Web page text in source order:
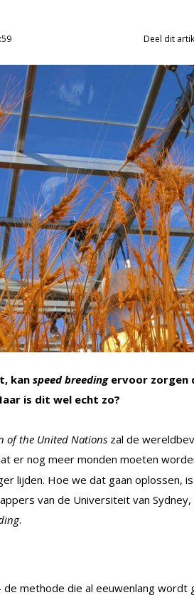
Deel dit
kan speed breedingervoor zorgen
is dit wel echt zo?
of the United Nations zal de
er nog meer monden moeten
lijden. Hoe we dat gaan oplossen,
van de Universiteit van Sydney,
.
de methode die al eeuwenlang wordt